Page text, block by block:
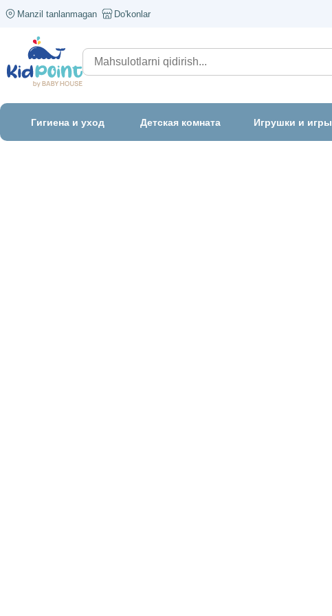
Manzil tanlanmagan Do'konlar
Гигиена и уход Детская комната Игрушки и игры